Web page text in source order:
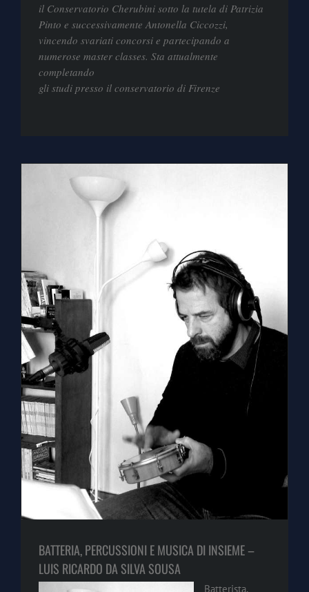
il Conservatorio Cherubini sotto la tutela di Patrizia
Pinto e successivamente Antonella Ciccozzi,
vincendo svariati concorsi e partecipando a
numerose master classes. Sta attualmente
completando
gli studi presso il conservatorio di Firenze
BATTERIA, PERCUSSIONI E MUSICA DI INSIEME –
LUIS RICARDO DA SILVA SOUSA
Batterista,